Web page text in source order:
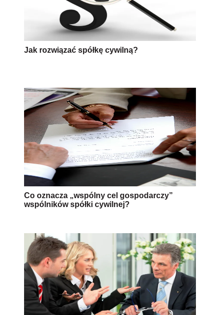
Jak rozwiązać spółkę cywilną?
Co oznacza „wspólny cel gospodarczy”
wspólników spółki cywilnej?